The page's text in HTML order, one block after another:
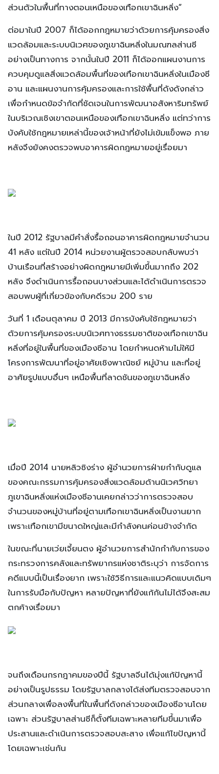
ส่วนตัวในพื้นที่ทางตอนเหนือของเทือกเขาฉินหลิ่ง”
ต่อมาในปี 2007 ก็ได้ออกกฎหมายว่าด้วยการคุ้มครองสิ่ง
แวดล้อมและระบบนิเวศของภูเขาฉินหลิ่งในมณฑลส่านซี
อย่างเป็นทางการ จากนั้นในปี 2011 ก็ได้ออกแผนงานการ
ควบคุมดูแลสิ่งแวดล้อมพื้นที่ของเทือกเขาฉินหลิ่งในเมืองซี
อาน และแผนงานการคุ้มครองและการใช้พื้นที่ดังดังกล่าว
เพื่อกำหนดข้อจำกัดที่ชัดเจนในการพัฒนาอสังหาริมทรัพย์
ในบริเวณเชิงเขาตอนเหนือของเทือกเขาฉินหลิ่ง แต่ทว่าการ
บังคับใช้กฎหมายเหล่านี้ของเจ้าหน้าที่ยังไม่เข้มแข็งพอ ภาย
หลังจึงยังคงตรวจพบอาคารผิดกฎหมายอยู่เรื่อยมา
ในปี 2012 รัฐบาลมีคำสั่งรื้อถอนอาคารผิดกฎหมายจำนวน
41 หลัง แต่ในปี 2014 หน่วยงานผู้ตรวจสอบกลับพบว่า
บ้านเรือนที่สร้างอย่างผิดกฎหมายมีเพิ่มขึ้นมากถึง 202
หลัง จึงดำเนินการรื้อถอนบางส่วนและได้ดำเนินการตรวจ
สอบพบผู้ที่เกี่ยวข้องกับคดีรวม 200 ราย
วันที่ 1 เดือนตุลาคม ปี 2013 มีการบังคับใช้กฎหมายว่า
ด้วยการคุ้มครองระบบนิเวศทางธรรมชาติของเทือกเขาฉิน
หลิ่งที่อยู่ในพื้นที่ของเมืองซีอาน โดยกำหนดห้ามไม่ให้มี
โครงการพัฒนาที่อยู่อาศัยเชิงพาณิชย์ หมู่บ้าน และที่อยู่
อาศัยรูปแบบอื่นๆ เหนือพื้นที่ลาดชันของภูเขาฉินหลิ่ง
เมื่อปี 2014 นายหลิวซิงร่าง ผู้อำนวยการฝ่ายกำกับดูแล
ของคณะกรรมการคุ้มครองสิ่งแวดล้อมด้านนิเวศวิทยา
ภูเขาฉินหลิ่งแห่งเมืองซีอานเคยกล่าวว่าการตรวจสอบ
จำนวนของหมู่บ้านที่อยู่ตามเทือกเขาฉินหลิ่งเป็นงานยาก
เพราะเทือกเขามีขนาดใหญ่และมีกำลังคนค่อนข้างจำกัด
ในขณะที่นายเว่ยเจี้ยนตง ผู้อำนวยการสำนักกำกับการของ
กระทรวงการคลังและทรัพยากรแห่งชาติระบุว่า การจัดการ
คดีแบบนี้เป็นเรื่องยาก เพราะใช้วิธีการและแนวคิดแบบเดิมๆ
ในการรับมือกับปัญหา หลายปัญหาที่ยังแก้กันไม่ได้จึงสะสม
ตกค้างเรื่อยมา
จนถึงเดือนกรกฎาคมของปีนี้ รัฐบาลจีนได้มุ่งแก้ปัญหานี้
อย่างเป็นรูปธรรม โดยรัฐบาลกลางได้ส่งทีมตรวจสอบจาก
ส่วนกลางเพื่อลงพื้นที่ในพื้นที่ดังกล่าวของเมืองซีอานโดย
เฉพาะ ส่วนรัฐบาลส่านซีก็ตั้งทีมเฉพาะหลายทีมขึ้นมาเพื่อ
ประสานและดำเนินการตรวจสอบสะสาง เพื่อแก้ไขปัญหานี้
โดยเฉพาะเช่นกัน